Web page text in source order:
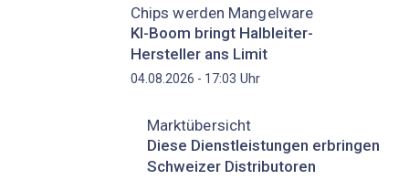
Chips werden Mangelware
KI-Boom bringt Halbleiter-
Hersteller ans Limit
04.08.2026 - 17:03 Uhr
Marktübersicht
Diese Dienstleistungen erbringen
Schweizer Distributoren